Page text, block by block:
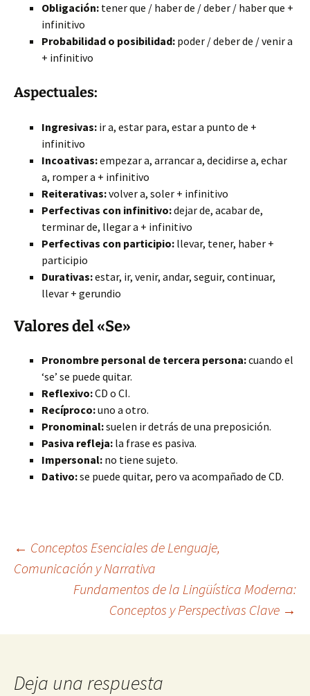
Obligación: tener que / haber de / deber / haber que +
infinitivo
Probabilidad o posibilidad: poder / deber de / venir a
+ infinitivo
Aspectuales:
Ingresivas: ir a, estar para, estar a punto de +
infinitivo
Incoativas:empezar a, arrancar a, decidirse a, echar
a, romper a + infinitivo
Reiterativas:volver a, soler + infinitivo
Perfectivas con infinitivo:dejar de, acabar de,
terminar de, llegar a + infinitivo
Perfectivas con participio: llevar, tener, haber +
participio
Durativas:estar, ir, venir, andar, seguir, continuar,
llevar + gerundio
Valores del «Se»
Pronombre personal de tercera persona:cuando el
‘se’ se puede quitar.
Reflexivo:CD o CI.
Recíproco:uno a otro.
Pronominal:suelen ir detrás de una preposición.
Pasiva refleja: la frase es pasiva.
Impersonal: no tiene sujeto.
Dativo:se puede quitar, pero va acompañado de CD.
Navegación
entradas
← Conceptos Esenciales de Lenguaje,
Comunicación y Narrativa
Fundamentos de la Lingüística Moderna:
Conceptos y Perspectivas Clave →
Deja una respuesta